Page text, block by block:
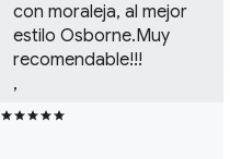
con moraleja, al mejor
estilo Osborne.Muy
recomendable!!!
,